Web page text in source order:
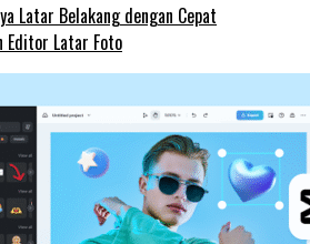
Latar Belakang dengan Cepat
Editor Latar Foto